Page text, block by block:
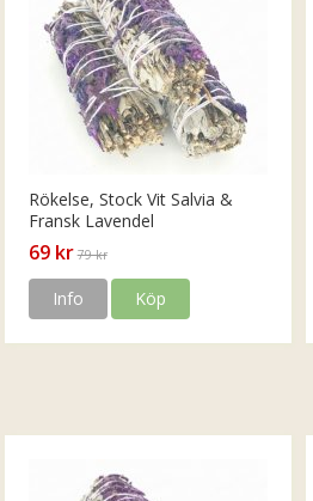
Rökelse, Stock Vit Salvia &
Fransk Lavendel
69 kr 79 kr
Info Köp